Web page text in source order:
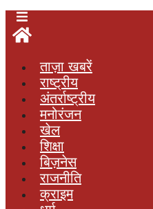
ताज़ा खबरें
राष्ट्रीय
अंतर्राष्ट्रीय
मनोरंजन
खेल
शिक्षा
बिज़नेस
राजनीति
क्राइम